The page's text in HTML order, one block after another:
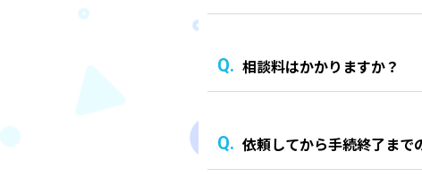
相談料はかかりますか？
依頼してから手続終了まで